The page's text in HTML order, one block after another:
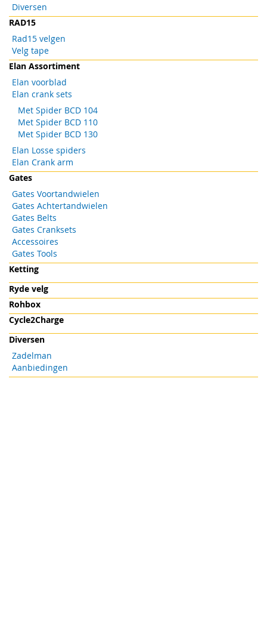
Diversen
RAD15
Rad15 velgen
Velg tape
Elan Assortiment
Elan voorblad
Elan crank sets
Met Spider BCD 104
Met Spider BCD 110
Met Spider BCD 130
Elan Losse spiders
Elan Crank arm
Gates
Gates Voortandwielen
Gates Achtertandwielen
Gates Belts
Gates Cranksets
Accessoires
Gates Tools
Ketting
Ryde velg
Rohbox
Cycle2Charge
Diversen
Zadelman
Aanbiedingen